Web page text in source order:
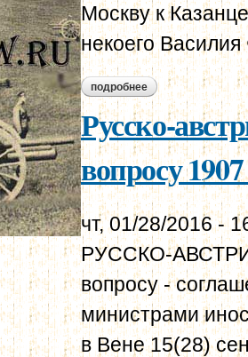
Москву к
некоего
подробнее о протокол
Русско-
вопросу
чт, 01/28/2016 -
РУССКО-
вопросу -
министрами
в Вене 15(28)